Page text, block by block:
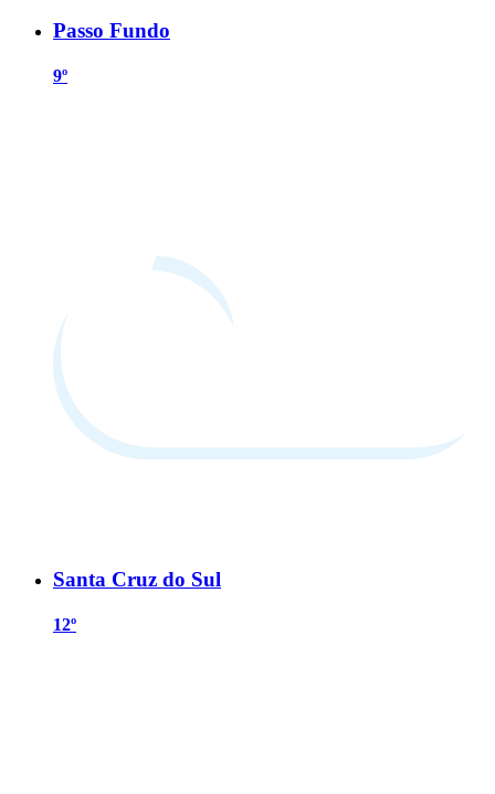
Passo Fundo
9º
Santa Cruz do Sul
12º